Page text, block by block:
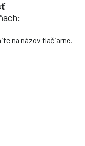
na názov tlačiarne.